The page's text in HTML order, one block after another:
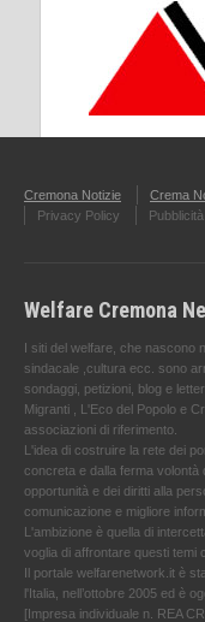
Cremona Notizie Crema
Privacy Policy
Pubblicità
Welfare Cremona
I siti del welfare, che nascono
sindacale ,cultura ecc. sono
sondaggi, petizioni, blog e
Migranti , L'Eco del Popolo e
associazioni di riferimento.
L'idea di costruire la rete dei
concreta e dalla ferma volontà
opportunità e dei diritti alla
comunicazione e migliore
L'ambizione è quella di
voglia di affrontare questi temi
Il portale welfarenetwork.it è
l'Italia, nell’ottobre 2005 ed è
[Impresa individuale n. REA